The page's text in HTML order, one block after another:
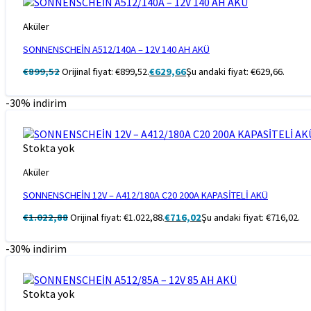
Aküler
SONNENSCHEİN A512/140A – 12V 140 AH AKÜ
€899,52Orijinal fiyat: €899,52.€629,66Şu andaki fiyat: €629,66.
-30% indirim
Stokta yok
Aküler
SONNENSCHEİN 12V – A412/180A C20 200A KAPASİTELİ AKÜ
€1.022,88Orijinal fiyat: €1.022,88.€716,02Şu andaki fiyat: €716,02.
-30% indirim
Stokta yok